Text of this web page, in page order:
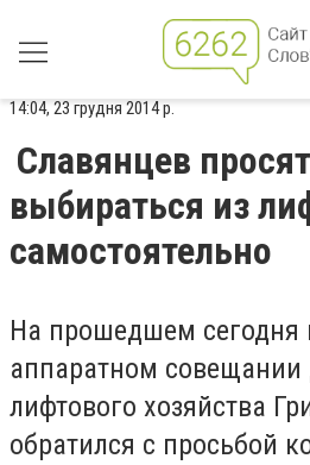
14:04, 23 грудня 2014 р.
Славянцев
выбираться из
самостоятельно
На прошедшем сегодня
аппаратном совещании
лифтового хозяйства
обратился с просьбой